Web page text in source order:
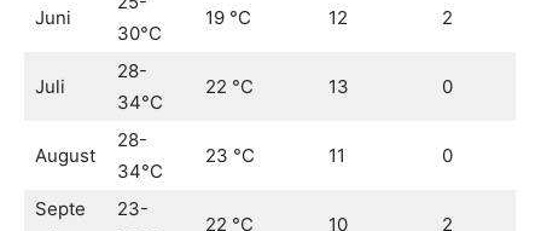
Juni
30°C
19 °C 12 2
Juli
28-
34°C
22 °C 13 0
August
28-
34°C
23 °C 11 0
Septe
23-
22 °C 10 2